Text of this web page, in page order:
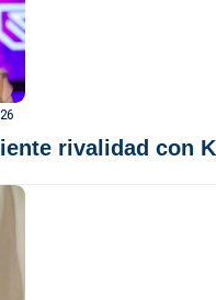
rivalidad con